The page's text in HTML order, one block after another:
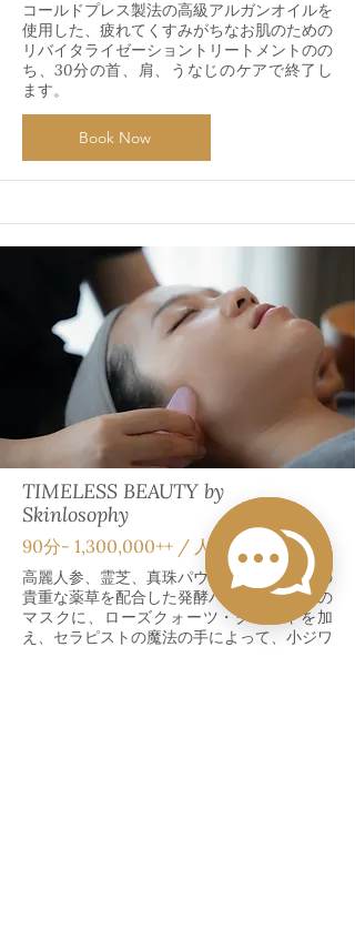
コールドプレス製法の高級アルガンオイルを
使用した、疲れてくすみがちなお肌のための
リバイタライゼーショントリートメントのの
ち、30分の首、肩、うなじのケアで終了し
ます。
Book Now
TIMELESS BEAUTY by
Skinlosophy
90分‐ 1,300,000++ / 人
高麗人参、霊芝、真珠パウダーなど、東洋の
貴重な薬草を配合した発酵ハチミツベースの
マスクに、ローズクォーツ・グアシャを加
え、セラピストの魔法の手によって、小ジワ